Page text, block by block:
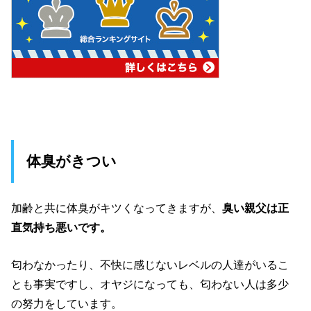
体臭がきつい
加齢と共に体臭がキツくなってきますが、臭い親父は正
直気持ち悪いです。
匂わなかったり、不快に感じないレベルの人達がいるこ
とも事実ですし、オヤジになっても、匂わない人は多少
の努力をしています。